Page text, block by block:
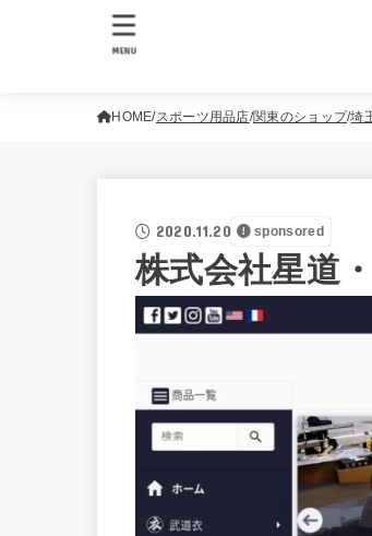
MENU
HOME スポーツ用品店 関東のショップ 埼
2020.11.20 sponsored
株式会社星道